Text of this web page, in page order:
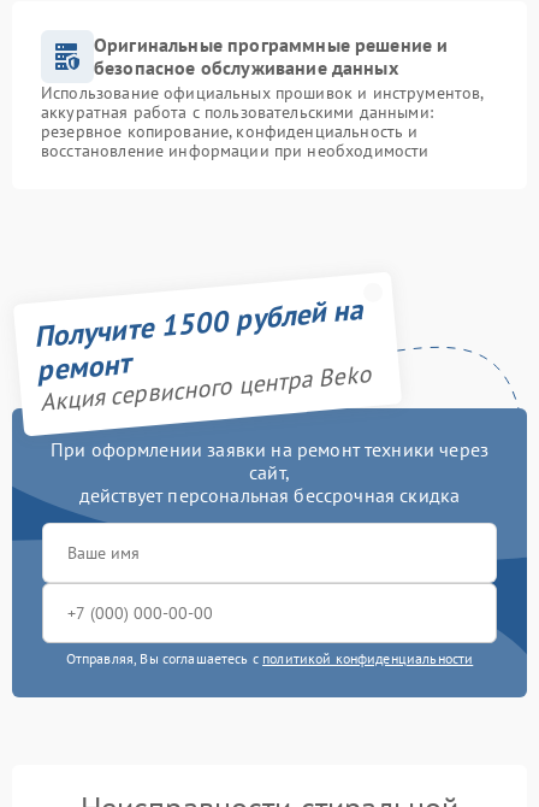
Оригинальные программные решение и
безопасное обслуживание данных
Использование официальных прошивок и инструментов,
аккуратная работа с пользовательскими данными:
резервное копирование, конфиденциальность и
восстановление информации при необходимости
Получите 1500 рублей на
ремонт
Акция сервисного центра Beko
При оформлении заявки на ремонт техники через
сайт,
действует персональная бессрочная скидка
Отправляя, Вы соглашаетесь с политикой конфиденциальности